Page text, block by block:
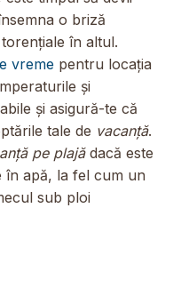
o briză
în altul.
vreme pentru locația
și
și asigură-te că
tale de vacanță.
pe plajădacă este
în apă, la fel cum un
sub ploi